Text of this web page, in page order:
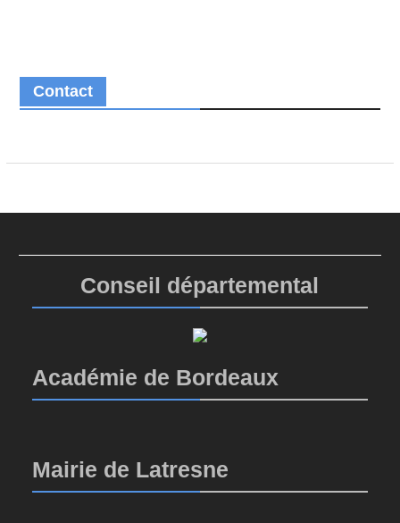
Contact
Conseil départemental
Académie de Bordeaux
Mairie de Latresne